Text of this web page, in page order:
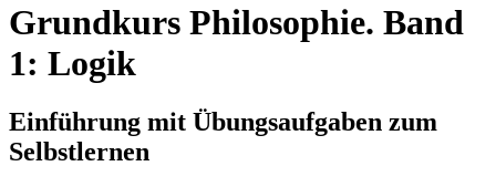
Grundkurs Philosophie. Band
1: Logik
Einführung mit Übungsaufgaben zum
Selbstlernen